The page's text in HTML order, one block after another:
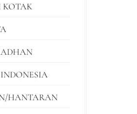
KOTAK
HANTARAN